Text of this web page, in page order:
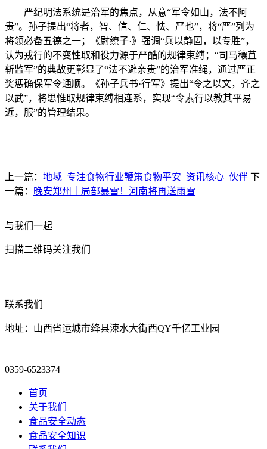
严纪明法系统是治军的焦点，从意“军令如山，法不阿
贵”。孙子提出“将者，智、信、仁、怯、严也”，将“严”列为
将领必备五德之一；《尉缭子·》强调“兵以静固，以专胜”，
认为戎行的不变性取和役力源于严酷的规律束缚；“司马穰苴
斩监军”的典故更彰显了“法不避亲贵”的治军准绳，通过严正
奖惩确保军令通顺。《孙子兵书·行军》提出“令之以文，齐之
以武”，将思惟取规律束缚相连系，实现“令素行以教其平易
近，服”的管理结果。
上一篇： 地域_专注食物行业鞭策食物平安_资讯核心_伙伴 下
一篇：
晚安郑州｜局部暴雪！河南将再送雨雪
与我们一起
扫描二维码关注我们
联系我们
地址：山西省运城市绛县涑水大街西QY千亿工业园
0359-6523374
首页
关于我们
食品安全动态
食品安全知识